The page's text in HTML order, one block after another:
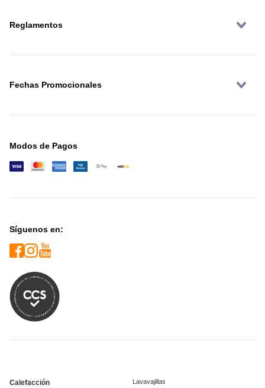
Reglamentos
Fechas Promocionales
Modos de Pagos
Síguenos en:
Calefacción
Lavavajillas